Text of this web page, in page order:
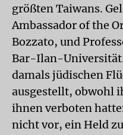
größten Taiwans.
Ambassador of the
Bozzato, und
Bar-Ilan-
damals jüdischen
ausgestellt, obwohl
ihnen verboten
nicht vor, ein Held